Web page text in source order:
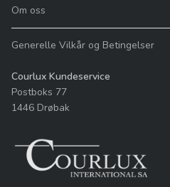
Om oss
Generelle Vilkår og Betingelser
Courlux Kundeservice
Postboks 77
1446 Drøbak